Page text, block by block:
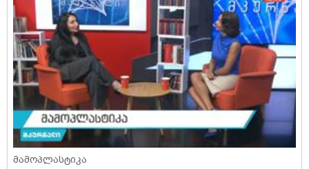
მამოპლასტიკა